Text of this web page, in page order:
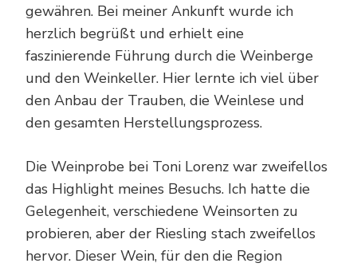
gewähren. Bei meiner Ankunft wurde ich
herzlich begrüßt und erhielt eine
faszinierende Führung durch die Weinberge
und den Weinkeller. Hier lernte ich viel über
den Anbau der Trauben, die Weinlese und
den gesamten Herstellungsprozess.
Die Weinprobe bei Toni Lorenz war zweifellos
das Highlight meines Besuchs. Ich hatte die
Gelegenheit, verschiedene Weinsorten zu
probieren, aber der Riesling stach zweifellos
hervor. Dieser Wein, für den die Region